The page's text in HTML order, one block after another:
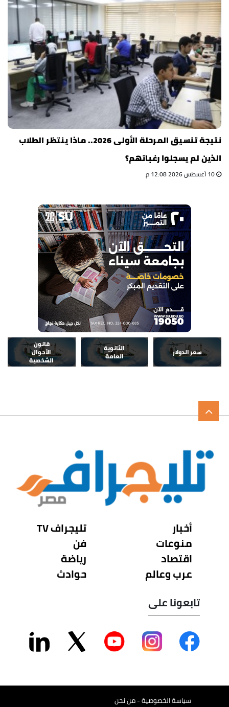
نتيجة تنسيق المرحلة الأولى 2026.. ماذا ينتظر الطلاب
الذين لم يسجلوا رغباتهم؟
سعر الدولار
الثانوية
العامة
قانون
الأحوال
الشخصية
أخبار
منوعات
اقتصاد
عرب وعالم
تليجراف TV
فن
رياضة
حوادث
تابعونا على
سياسة الخصوصية - من نحن